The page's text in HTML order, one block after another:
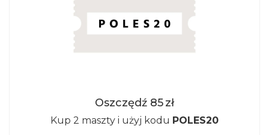
Oszczędź 85 zł
Kup 2 maszty i użyj kodu POLES20